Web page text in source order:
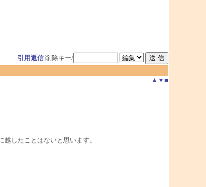
引用返信 削除キー/
▲ ▼ ■
したことはないと思います。